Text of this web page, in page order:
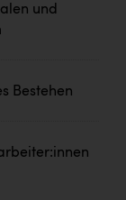
und
Bestehen